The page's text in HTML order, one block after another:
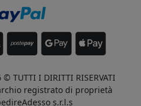
© TUTTI I DIRITTI RISERVATI
registrato di proprietà
s.r.l.s